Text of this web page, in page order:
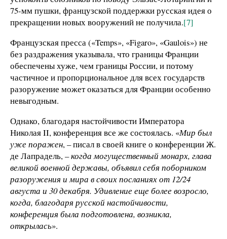
75-мм пушки, французской поддержки русская идея о
прекращении новых вооружений не получила.[7]
Французская пресса («Temps», «Figaro», «Gaulois») не
без раздражения указывала, что границы Франции
обеспечены хуже, чем границы России, и потому
частичное и пропорциональное для всех государств
разоружение может оказаться для Франции особенно
невыгодным.
Однако, благодаря настойчивости Императора
Николая II, конференция все же состоялась. «Мир был
уже поражен, – писал в своей книге о конференции Ж.
де Лапрадель, –когда могущественный монарх, глава
великой военной державы, объявил себя поборником
разоружения и мира в своих посланиях от 12/24
августа и 30 декабря. Удивление еще более возросло,
когда, благодаря русской настойчивости,
конференция была подготовлена, возникла,
открылась».